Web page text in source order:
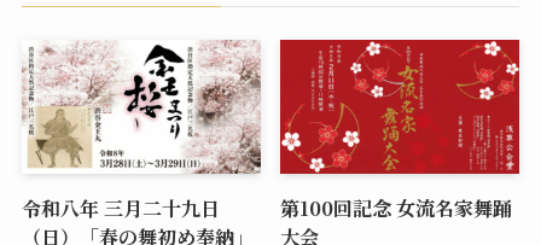
令和八年 三月二十九日
（日）「春の舞初め奉納」
第100回記念 女流名家舞踊
大会